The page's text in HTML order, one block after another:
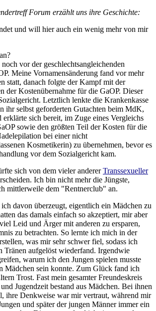
Forum erzählt uns ihre Geschichte:
und will hier auch ein wenig mehr von mir
vor der geschlechtsangleichenden
Meine Vornamensänderung fand vor mehr
statt, danach folgte der Kampf mit der
der Kostenübernahme für die GaOP. Dieser
Letztlich lenkte die Krankenkasse
ihr selbst geforderten Gutachten beim MdK,
erklärte sich bereit, im Zuge eines Vergleichs
sowie den größten Teil der Kosten für die
bei einer nicht
Kosmetikerin) zu übernehmen, bevor es
vor dem Sozialgericht kam.
sich von dem vieler andererTranssexueller
Ich bin nicht mehr die Jüngste,
mittlerweile dem "Rentnerclub" an.
davon überzeugt, eigentlich ein Mädchen zu
das damals einfach so akzeptiert, mir aber
Leid und Ärger mit anderen zu ersparen,
zu betrachten. So lernte ich mich in der
was mir sehr schwer fiel, sodass ich
Tränen aufgelöst wiederfand. Irgendwie
warum ich den Jungen spielen musste
Mädchen sein konnte. Zum Glück fand ich
Trost. Fast mein gesamter Freundeskreis
Jugendzeit bestand aus Mädchen. Bei ihnen
ihre Denkweise war mir vertraut, während mir
und später der jungen Männer immer ein